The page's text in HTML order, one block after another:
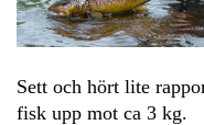
Sett och hört lite
fisk upp mot ca 3 kg.